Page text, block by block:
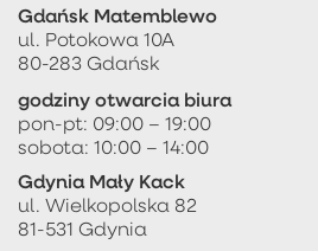
Gdańsk Matemblewo
ul. Potokowa 10A
80-283 Gdańsk
godziny otwarcia biura
pon-pt: 09:00 – 19:00
sobota: 10:00 – 14:00
Gdynia Mały Kack
ul. Wielkopolska 82
81-531 Gdynia